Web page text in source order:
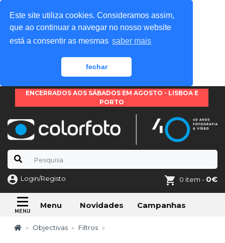
Este site utiliza cookies. Consideramos assim,
que ao continuar a navegar no nosso website
está a consentir as mesmas saber mais
fechar
ENCERRADOS AOS SÁBADOS EM AGOSTO - LISBOA E
PORTO
Login/Registo 0 item - 0€
Menu Novidades Campanhas
Objectivas Filtros